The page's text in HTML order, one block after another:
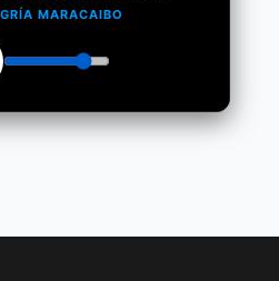
MARACAIBO